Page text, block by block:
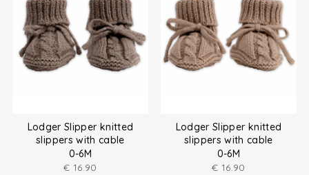
Lodger Slipper knitted
slippers with cable
0-6M
€ 16.90
Lodger Slipper knitted
slippers with cable
0-6M
€ 16.90